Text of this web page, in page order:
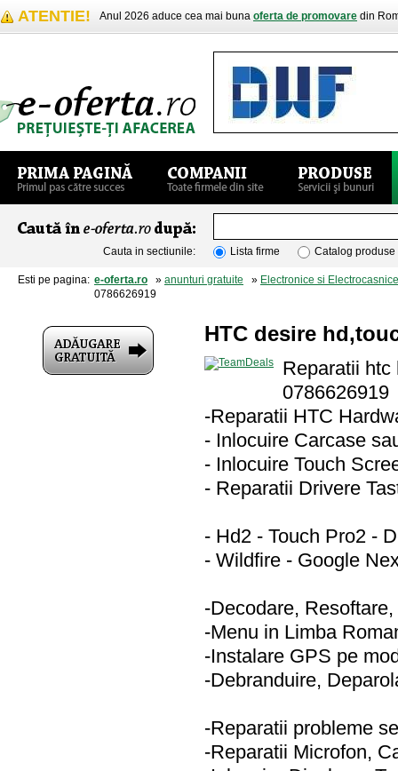
ATENTIE! Anul 2026 aduce cea mai buna oferta de promovare din
Cauta in sectiunile: Lista firme Catalog produse
Esti pe pagina: e-oferta.ro » anunturi gratuite » Electronice si Electrocasnice
0786626919
HTC desire
Reparatii htc
0786626919
-Reparatii HTC
- Inlocuire Carcase
- Inlocuire Touch
- Reparatii Drivere
- Hd2 - Touch Pro2 -
- Wildfire - Google
-Decodare,
-Menu in Limba
-Instalare GPS pe
-Debranduire,
-Reparatii probleme
-Reparatii Microfon,